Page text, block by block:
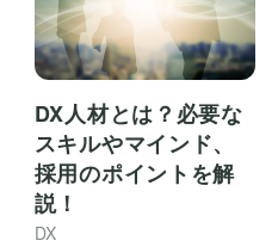
DX人材とは？必要な
スキルやマインド、
採用のポイントを解
説！
DX